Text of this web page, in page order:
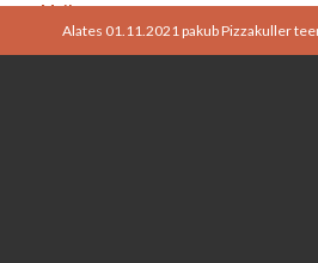
Maiken
ABB AS
Office Manager
Alates 01.11.2021 pakub Pizzakuller